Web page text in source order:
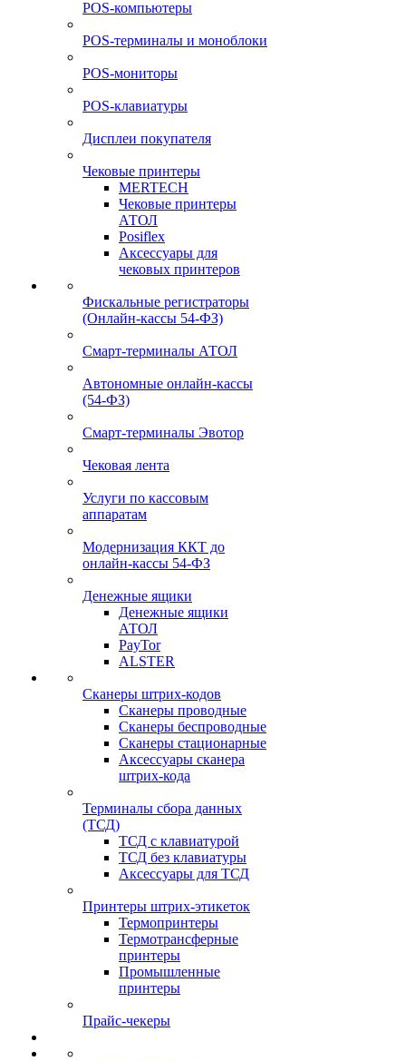
POS-компьютеры
POS-терминалы и моноблоки
POS-мониторы
POS-клавиатуры
Дисплеи покупателя
Чековые принтеры
MERTECH
Чековые принтеры
АТОЛ
Posiflex
Аксессуары для
чековых принтеров
Фискальные регистраторы
(Онлайн-кассы 54-ФЗ)
Смарт-терминалы АТОЛ
Автономные онлайн-кассы
(54-ФЗ)
Смарт-терминалы Эвотор
Чековая лента
Услуги по кассовым
аппаратам
Модернизация ККТ до
онлайн-кассы 54-ФЗ
Денежные ящики
Денежные ящики
АТОЛ
PayTor
ALSTER
Сканеры штрих-кодов
Сканеры проводные
Сканеры беспроводные
Сканеры стационарные
Аксессуары сканера
штрих-кода
Терминалы сбора данных
(ТСД)
ТСД с клавиатурой
ТСД без клавиатуры
Аксессуары для ТСД
Принтеры штрих-этикеток
Термопринтеры
Термотрансферные
принтеры
Промышленные
принтеры
Прайс-чекеры